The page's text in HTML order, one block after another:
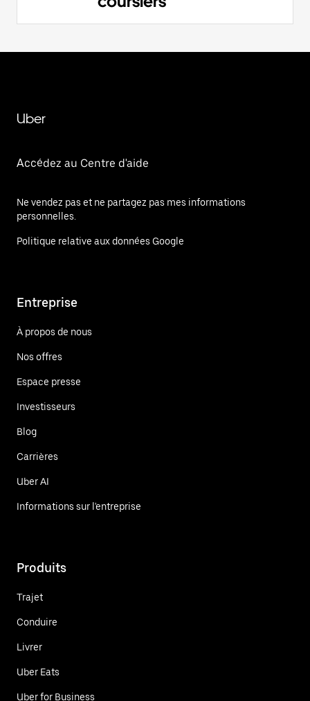
Uber
Accédez au Centre d'aide
Ne vendez pas et ne partagez pas mes informations
personnelles.
Politique relative aux données Google
Entreprise
À propos de nous
Nos offres
Espace presse
Investisseurs
Blog
Carrières
Uber AI
Informations sur l'entreprise
Produits
Trajet
Conduire
Livrer
Uber Eats
Uber for Business